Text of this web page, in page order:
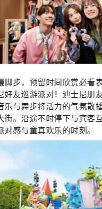
脚步，预留时间欣赏必
好友巡游派对！迪士尼朋
乐与舞步将活力的气氛散
街。沿途不时停下与宾客
对感与童真欢乐的时刻。